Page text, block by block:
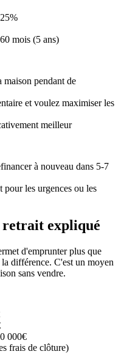
mois (5 ans)
maison pendant de
et voulez maximiser les
meilleur
à nouveau dans 5-7
pour les urgences ou les
retrait expliqué
d'emprunter plus que
différence. C'est un moyen
sans vendre.
000€
frais de clôture)